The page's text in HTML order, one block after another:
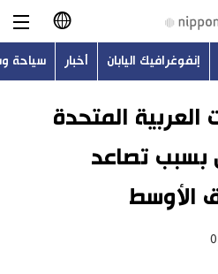
日本語
English
简体字
إنفوغرافيك اليابان أخبار سياحة
العربية المتحدة
بسبب تصاعد
الأوسط